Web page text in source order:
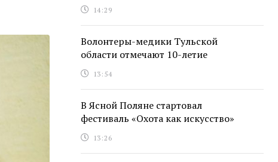
14:29
Волонтеры-медики Тульской
области отмечают 10-летие
13:54
В Ясной Поляне стартовал
фестиваль «Охота как искусство»
13:26